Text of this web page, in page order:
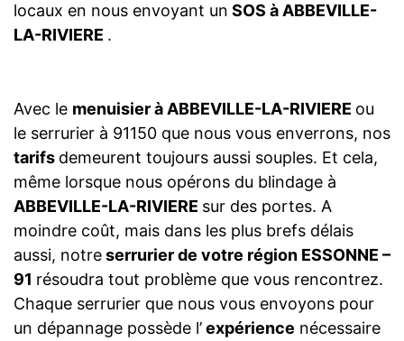
locaux en nous envoyant un SOS à ABBEVILLE-
LA-RIVIERE .
Avec le menuisier à ABBEVILLE-LA-RIVIERE ou
le serrurier à 91150 que nous vous enverrons, nos
tarifs demeurent toujours aussi souples. Et cela,
même lorsque nous opérons du blindage à
ABBEVILLE-LA-RIVIERE sur des portes. A
moindre coût, mais dans les plus brefs délais
aussi, notreserrurier de votre région ESSONNE –
91 résoudra tout problème que vous rencontrez.
Chaque serrurier que nous vous envoyons pour
un dépannage possède l’expérience nécessaire